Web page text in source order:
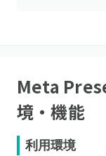
Meta
境・機能
利用環境